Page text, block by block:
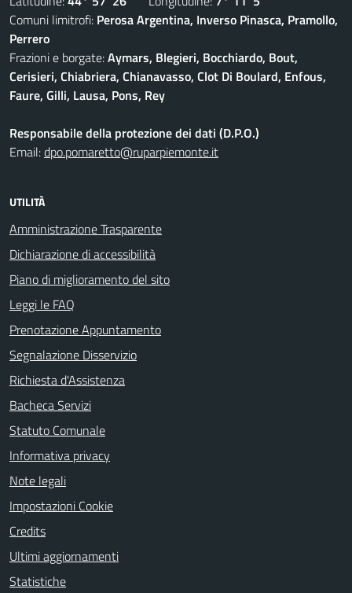
Comuni limitrofi: Perosa Argentina, Inverso Pinasca, Pramollo,
Perrero
Frazioni e borgate:Aymars, Blegieri, Bocchiardo, Bout,
Cerisieri, Chiabriera, Chianavasso, Clot Di Boulard, Enfous,
Faure, Gilli, Lausa, Pons, Rey
Responsabile della protezione dei dati (D.P.O.)
Email:dpo.pomaretto@ruparpiemonte.it
UTILITÀ
Amministrazione Trasparente
Dichiarazione di accessibilità
Piano di miglioramento del sito
Leggi le FAQ
Prenotazione Appuntamento
Segnalazione Disservizio
Richiesta d'Assistenza
Bacheca Servizi
Statuto Comunale
Informativa privacy
Note legali
Impostazioni Cookie
Credits
Ultimi aggiornamenti
Statistiche